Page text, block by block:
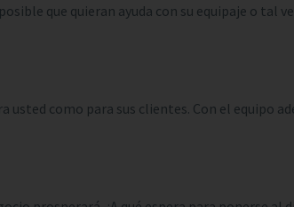
que quieran ayuda con su equipaje o tal
como para sus clientes. Con el equipo